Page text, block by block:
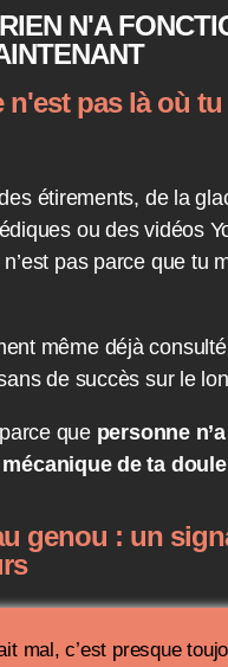
N'A
n'est pas là où tu
étirements, de la
ou des vidéos
pas parce que tu
même déjà
de succès sur le
que personne
de ta
genou : un
mal, c’est presque